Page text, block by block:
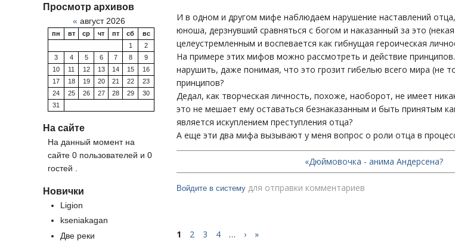
Просмотр архивов
« август 2026
пн вт ср чт пт сб
вс
1
2
3
4 5 6 7 8
9
10
11 12 13 14 15
16
17
18 19 20 21 22
23
24
25 26 27 28 29
30
31
На сайте
На данный момент на
сайте 0 пользователей и 0
гостей .
Новички
Ligion
kseniakagan
Две реки
И в одном и другом мифе наблюдаем нарушение наставлений
юноша, дерзнувший сравняться с богом и наказанный за это
целеустремленным и воспевается как гибнущая героическая
На примере этих мифов можно рассмотреть и действие
нарушить, даже понимая, что это грозит гибелью всего мира (не
принципов?
Дедал, как творческая личность, похоже, наоборот, не имеет
это не мешает ему оставаться безнаказанным и быть принятым
является искуплением преступления отца?
А еще эти два мифа вызывают у меня вопрос о роли отца в
«Дюймовочка - анима Андерсена?
Войдите в систему для отправки комментариев
1 2 3 4 … › »